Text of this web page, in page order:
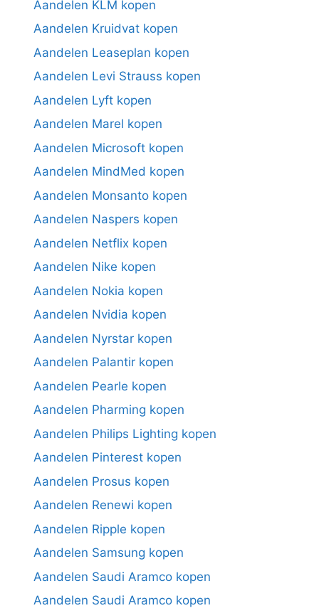
Aandelen KLM kopen
Aandelen Kruidvat kopen
Aandelen Leaseplan kopen
Aandelen Levi Strauss kopen
Aandelen Lyft kopen
Aandelen Marel kopen
Aandelen Microsoft kopen
Aandelen MindMed kopen
Aandelen Monsanto kopen
Aandelen Naspers kopen
Aandelen Netflix kopen
Aandelen Nike kopen
Aandelen Nokia kopen
Aandelen Nvidia kopen
Aandelen Nyrstar kopen
Aandelen Palantir kopen
Aandelen Pearle kopen
Aandelen Pharming kopen
Aandelen Philips Lighting kopen
Aandelen Pinterest kopen
Aandelen Prosus kopen
Aandelen Renewi kopen
Aandelen Ripple kopen
Aandelen Samsung kopen
Aandelen Saudi Aramco kopen
Aandelen Saudi Aramco kopen